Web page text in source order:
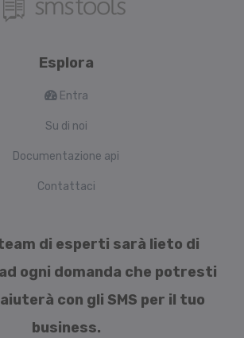
Esplora
Entra
Su di noi
Documentazione api
Contattaci
di esperti sarà lieto di
ogni domanda che potresti
con gli SMS per il tuo
business.